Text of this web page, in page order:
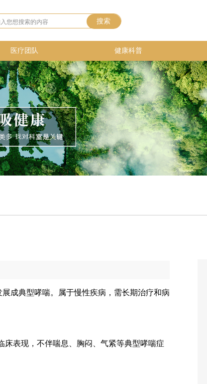
搜索
医疗团队 健康科普
成典型哮喘。属于慢性疾病，需长期治疗和病
床表现，不伴喘息、胸闷、气紧等典型哮喘症